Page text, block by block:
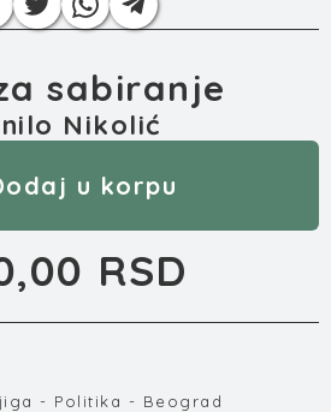
sabiranje
Nikolić
u korpu
RSD
- Politika - Beograd